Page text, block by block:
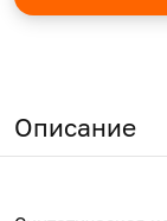
Описание